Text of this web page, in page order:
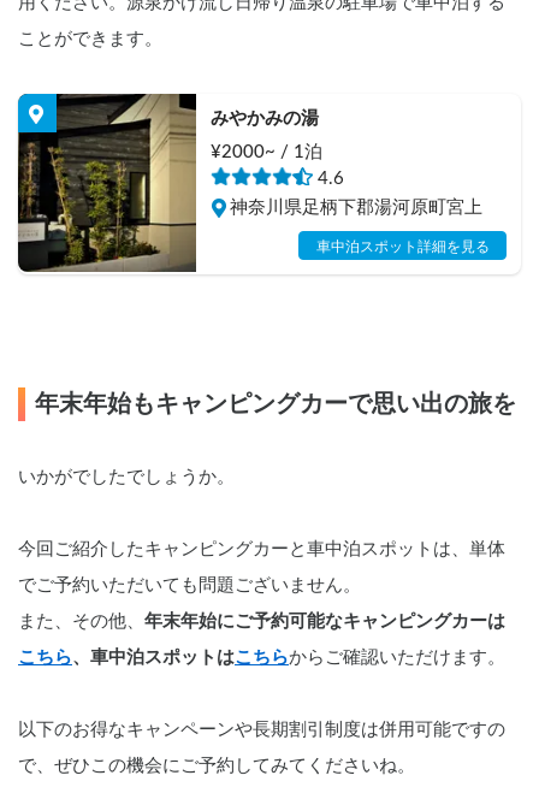
ことができます。
みやかみの湯
¥2000~ / 1泊
4.6
神奈川県足柄下郡湯河原町宮上
車中泊スポット詳細を見る
年末年始もキャンピングカーで思い出の旅を
いかがでしたでしょうか。
今回ご紹介したキャンピングカーと車中泊スポットは、単体
でご予約いただいても問題ございません。
また、その他、 年末年始にご予約可能なキャンピングカーは
こちら、車中泊スポットはこちらからご確認いただけます。
以下のお得なキャンペーンや長期割引制度は併用可能ですの
で、ぜひこの機会にご予約してみてくださいね。